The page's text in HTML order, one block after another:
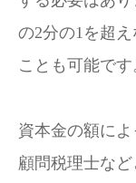
の2分の1を超
ことも可能です
資本金の額によ
顧問税理士な